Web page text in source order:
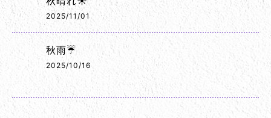
2025/11/01
秋雨☔
2025/10/16